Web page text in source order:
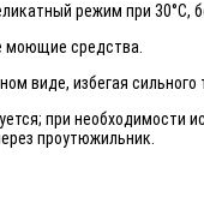
режим при 30°C,
моющие средства.
виде, избегая сильного
при необходимости
проутюжильник.